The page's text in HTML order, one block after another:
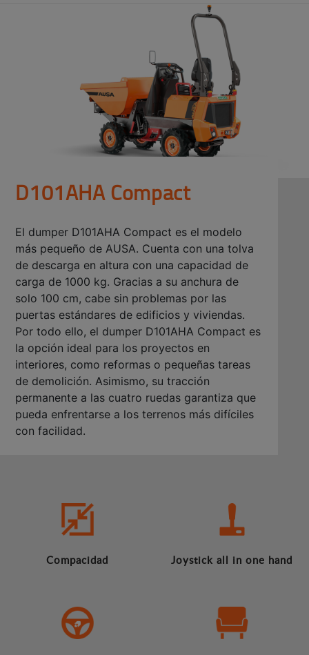
D101AHA Compact
El dumper D101AHA Compact es el modelo
más pequeño de AUSA. Cuenta con una tolva
de descarga en altura con una capacidad de
carga de 1000 kg. Gracias a su anchura de
solo 100 cm, cabe sin problemas por las
puertas estándares de edificios y viviendas.
Por todo ello, el dumper D101AHA Compact es
la opción ideal para los proyectos en
interiores, como reformas o pequeñas tareas
de demolición. Asimismo, su tracción
permanente a las cuatro ruedas garantiza que
pueda enfrentarse a los terrenos más difíciles
con facilidad.
Compacidad Joystick all in one hand